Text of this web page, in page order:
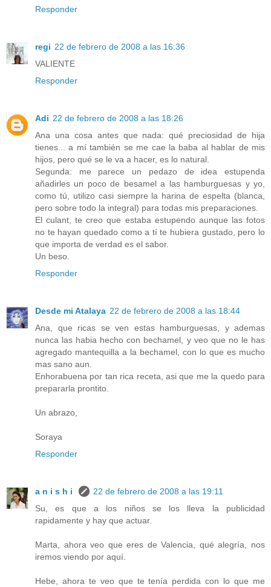
Responder
regi 22 de febrero de 2008 a las 16:36
VALIENTE
Responder
Adi 22 de febrero de 2008 a las 18:26
Ana una cosa antes que nada: qué preciosidad de hija
tienes... a mí también se me cae la baba al hablar de mis
hijos, pero qué se le va a hacer, es lo natural.
Segunda: me parece un pedazo de idea estupenda
añadirles un poco de besamel a las hamburguesas y yo,
como tú, utilizo casi siempre la harina de espelta (blanca,
pero sobre todo la integral) para todas mis preparaciones.
El culant, te creo que estaba estupendo aunque las fotos
no te hayan quedado como a tí te hubiera gustado, pero lo
que importa de verdad es el sabor.
Un beso.
Responder
Desde mi Atalaya 22 de febrero de 2008 a las 18:44
Ana, que ricas se ven estas hamburguesas, y ademas
nunca las habia hecho con bechamel, y veo que no le has
agregado mantequilla a la bechamel, con lo que es mucho
mas sano aun.
Enhorabuena por tan rica receta, asi que me la quedo para
prepararla prontito.
Un abrazo,
Soraya
Responder
a n i s h i
22 de febrero de 2008 a las 19:11
Su, es que a los niños se los lleva la publicidad
rapidamente y hay que actuar.
Marta, ahora veo que eres de Valencia, qué alegría, nos
iremos viendo por aquí.
Hebe, ahora te veo que te tenía perdida con lo que me